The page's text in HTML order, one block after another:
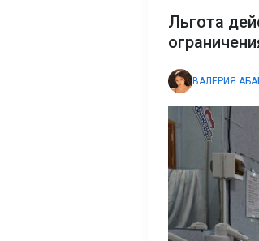
Льгота
ВАЛЕРИЯ